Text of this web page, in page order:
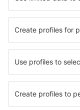
Die besten
Unterkunft in Neuf-
Unterkunft in Nola